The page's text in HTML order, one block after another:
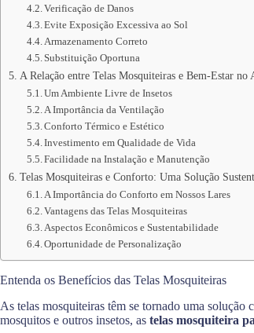
Verificação de Danos
Evite Exposição Excessiva ao Sol
Armazenamento Correto
Substituição Oportuna
A Relação entre Telas Mosquiteiras e Bem-Estar no
Um Ambiente Livre de Insetos
A Importância da Ventilação
Conforto Térmico e Estético
Investimento em Qualidade de Vida
Facilidade na Instalação e Manutenção
Telas Mosquiteiras e Conforto: Uma Solução
A Importância do Conforto em Nossos Lares
Vantagens das Telas Mosquiteiras
Aspectos Econômicos e Sustentabilidade
Oportunidade de Personalização
Entenda os Benefícios das Telas Mosquiteiras
As telas mosquiteiras têm se tornado uma solução
mosquitos e outros insetos, as telas mosquiteira